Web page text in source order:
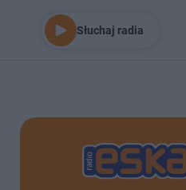
Słuchaj radia